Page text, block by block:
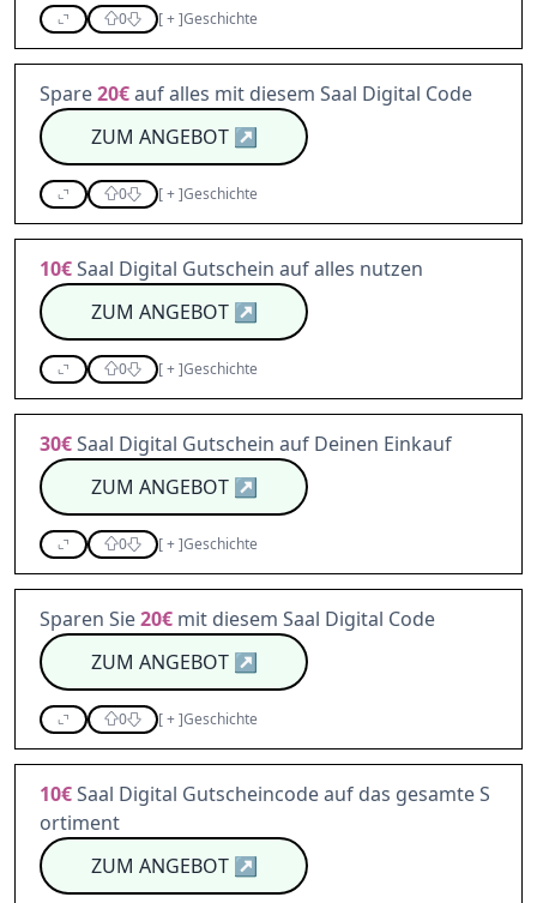
0 [+]Geschichte
Spare20€auf alles mit diesem Saal Digital Code
ZUM ANGEBOT↗
0 [+]Geschichte
10€Saal Digital Gutschein auf alles nutzen
ZUM ANGEBOT↗
0 [+]Geschichte
30€Saal Digital Gutschein auf Deinen Einkauf
ZUM ANGEBOT↗
0 [+]Geschichte
Sparen Sie20€ mit diesem Saal Digital Code
ZUM ANGEBOT↗
0 [+]Geschichte
10€Saal Digital Gutscheincode auf das gesamte S
ortiment
ZUM ANGEBOT↗